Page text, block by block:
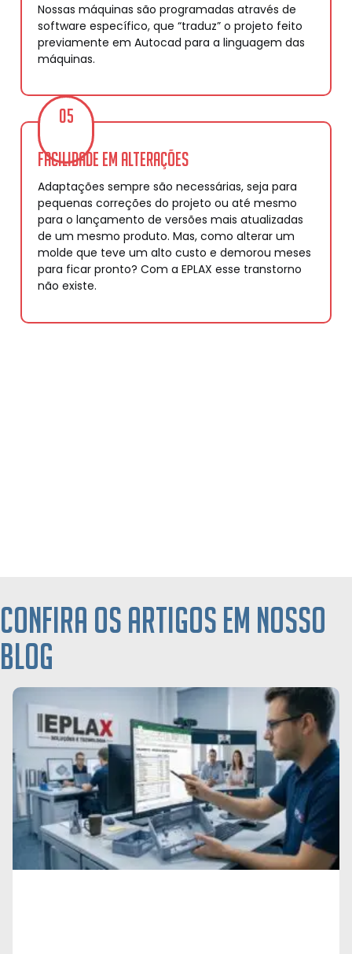
Nossas máquinas são programadas através de
software específico, que “traduz” o projeto feito
previamente em Autocad para a linguagem das
máquinas.
05
Facilidade em alterações
Adaptações sempre são necessárias, seja para
pequenas correções do projeto ou até mesmo
para o lançamento de versões mais atualizadas
de um mesmo produto. Mas, como alterar um
molde que teve um alto custo e demorou meses
para ficar pronto? Com a EPLAX esse transtorno
não existe.
Confira os artigos em nosso
blog